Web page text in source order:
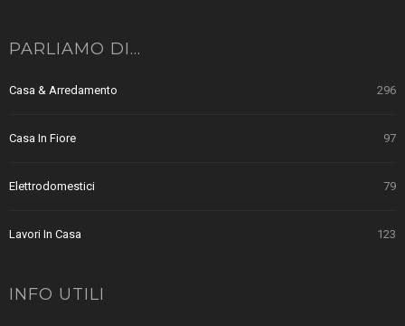
PARLIAMO DI…
Casa & Arredamento 296
Casa In Fiore 97
Elettrodomestici 79
Lavori In Casa 123
INFO UTILI